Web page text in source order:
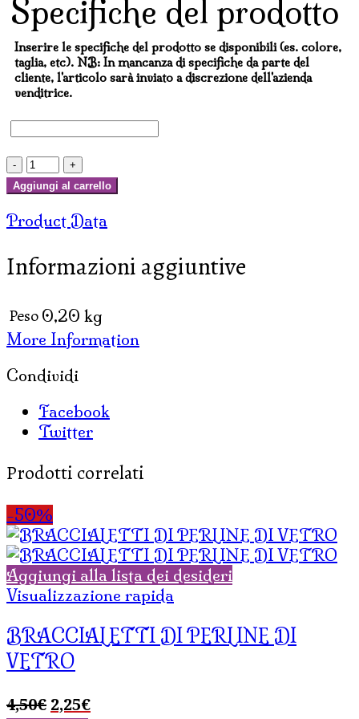
Specifiche del prodotto
Inserire le specifiche del prodotto se disponibili (es. colore,
taglia, etc). NB: In mancanza di specifiche da parte del
cliente, l'articolo sarà inviato a discrezione dell'azienda
venditrice.
BRACCIALETTO
DI
E
A
FASCIA
Aggiungi al carrello
Product Data
Informazioni aggiuntive
Peso 0,20 kg
More Information
Condividi
Facebook
Twitter
Prodotti correlati
-50%
Aggiungi alla lista dei desideri
Visualizzazione rapida
BRACCIALETTI DI PERLINE DI
VETRO
4,50€ Il
2,25€Il